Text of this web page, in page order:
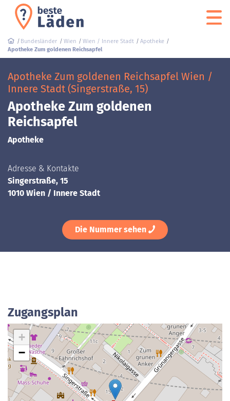
Bundesländer Wien Wien / Innere Stadt
Apotheke
Apotheke Zum goldenen Reichsapfel
Apotheke Zum goldenen Reichsapfel Wien /
Innere Stadt (Singerstraße, 15)
Apotheke Zum goldenen
Reichsapfel
Apotheke
Adresse & Kontakte
Singerstraße, 15
1010 Wien / Innere Stadt
Die Nummer sehen
Zugangsplan
+
−